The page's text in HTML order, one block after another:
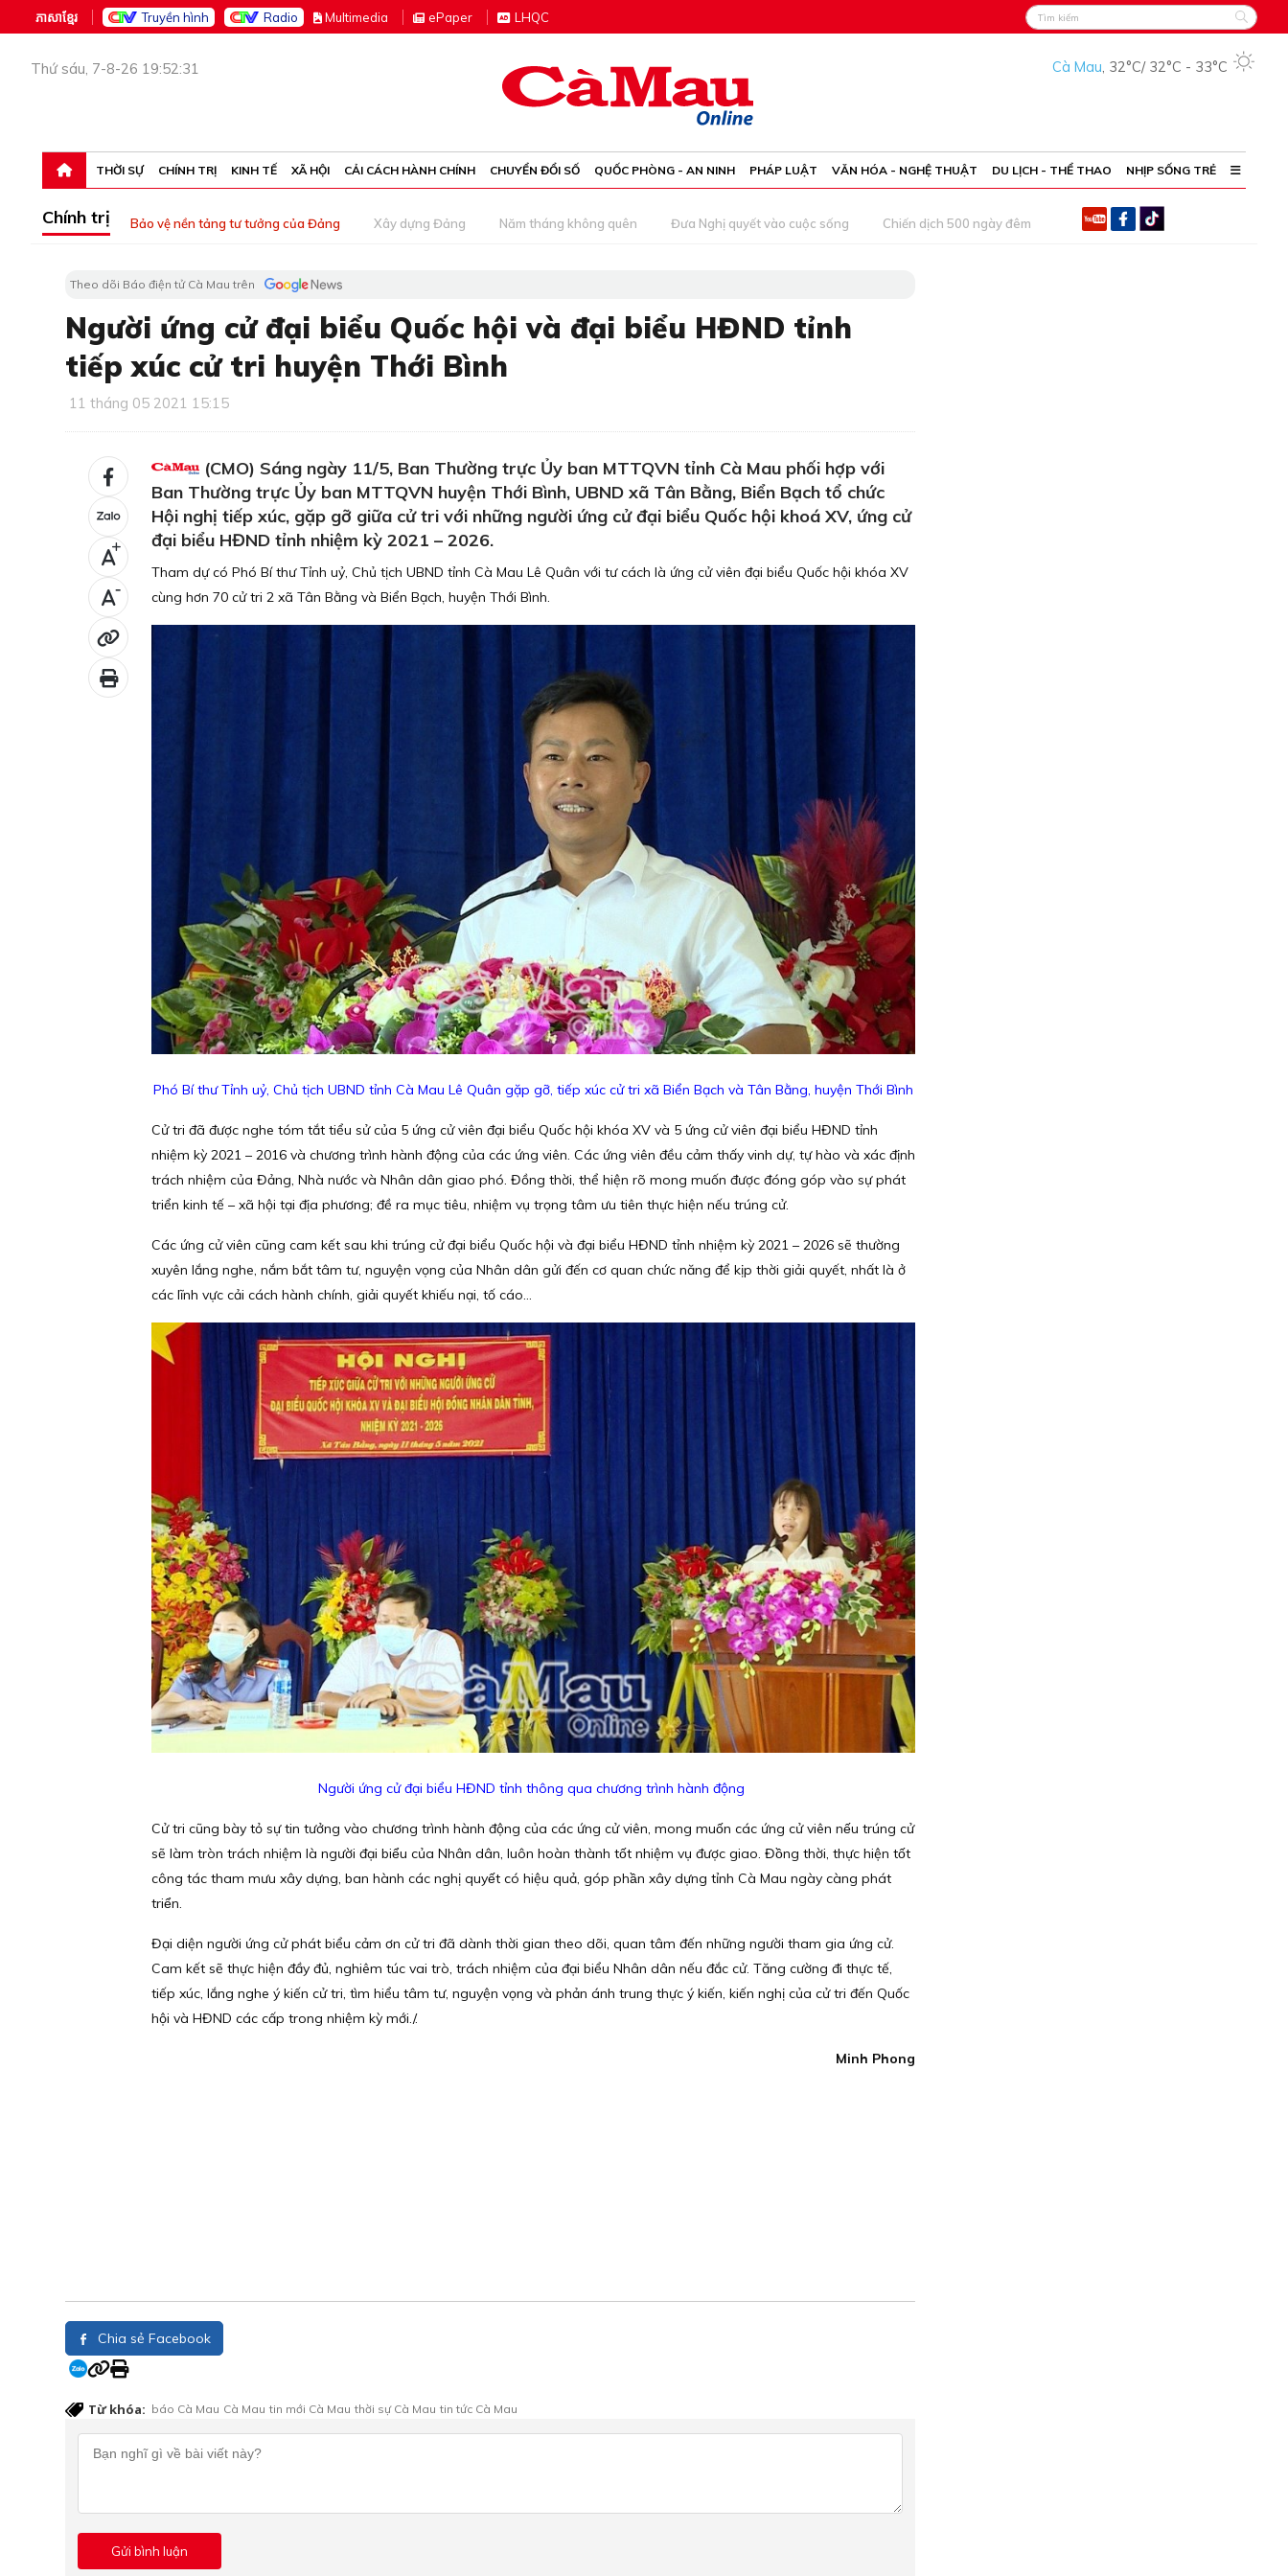
ភាសាខ្មែរ Truyền hình Radio Multimedia ePaper LHQC
Thứ sáu, 7-8-26 19:52:31 Cà Mau, 32°C/ 32°C - 33°C
THỜI SỰ CHÍNH TRỊ KINH TẾ XÃ HỘI CẢI CÁCH HÀNH CHÍNH CHUYỂN ĐỔI SỐ QUỐC PHÒNG - AN NINH PHÁP LUẬT VĂN HÓA - NGHỆ THUẬT DU LỊCH - THỂ THAO NHỊP SỐNG TRẺ
Chính trị Bảo vệ nền tảng tư tưởng của Đảng Xây dựng Đảng Năm tháng không quên Đưa Nghị quyết vào cuộc sống Chiến dịch 500 ngày đêm
Theo dõi Báo điện tử Cà Mau trên
Người ứng cử đại biểu Quốc hội và đại biểu HĐND tỉnh
tiếp xúc cử tri huyện Thới Bình
11 tháng 05 2021 15:15
+
-
(CMO) Sáng ngày 11/5, Ban Thường trực Ủy ban MTTQVN tỉnh Cà Mau phối hợp với
Ban Thường trực Ủy ban MTTQVN huyện Thới Bình, UBND xã Tân Bằng, Biển Bạch tổ chức
Hội nghị tiếp xúc, gặp gỡ giữa cử tri với những người ứng cử đại biểu Quốc hội khoá XV, ứng cử
đại biểu HĐND tỉnh nhiệm kỳ 2021 – 2026.
Tham dự có Phó Bí thư Tỉnh uỷ, Chủ tịch UBND tỉnh Cà Mau Lê Quân với tư cách là ứng cử viên đại biểu Quốc hội khóa XV
cùng hơn 70 cử tri 2 xã Tân Bằng và Biển Bạch, huyện Thới Bình.
Phó Bí thư Tỉnh uỷ, Chủ tịch UBND tỉnh Cà Mau Lê Quân gặp gỡ, tiếp xúc cử tri xã Biển Bạch và Tân Bằng, huyện Thới Bình
Cử tri đã được nghe tóm tắt tiểu sử của 5 ứng cử viên đại biểu Quốc hội khóa XV và 5 ứng cử viên đại biểu HĐND tỉnh
nhiệm kỳ 2021 – 2016 và chương trình hành động của các ứng viên. Các ứng viên đều cảm thấy vinh dự, tự hào và xác định
trách nhiệm của Đảng, Nhà nước và Nhân dân giao phó. Đồng thời, thể hiện rõ mong muốn được đóng góp vào sự phát
triển kinh tế – xã hội tại địa phương; đề ra mục tiêu, nhiệm vụ trọng tâm ưu tiên thực hiện nếu trúng cử.
Các ứng cử viên cũng cam kết sau khi trúng cử đại biểu Quốc hội và đại biểu HĐND tỉnh nhiệm kỳ 2021 – 2026 sẽ thường
xuyên lắng nghe, nắm bắt tâm tư, nguyện vọng của Nhân dân gửi đến cơ quan chức năng để kịp thời giải quyết, nhất là ở
các lĩnh vực cải cách hành chính, giải quyết khiếu nại, tố cáo...
Người ứng cử đại biểu HĐND tỉnh thông qua chương trình hành động
Cử tri cũng bày tỏ sự tin tưởng vào chương trình hành động của các ứng cử viên, mong muốn các ứng cử viên nếu trúng cử
sẽ làm tròn trách nhiệm là người đại biểu của Nhân dân, luôn hoàn thành tốt nhiệm vụ được giao. Đồng thời, thực hiện tốt
công tác tham mưu xây dựng, ban hành các nghị quyết có hiệu quả, góp phần xây dựng tỉnh Cà Mau ngày càng phát
triển.
Đại diện người ứng cử phát biểu cảm ơn cử tri đã dành thời gian theo dõi, quan tâm đến những người tham gia ứng cử.
Cam kết sẽ thực hiện đầy đủ, nghiêm túc vai trò, trách nhiệm của đại biểu Nhân dân nếu đắc cử. Tăng cường đi thực tế,
tiếp xúc, lắng nghe ý kiến cử tri, tìm hiểu tâm tư, nguyện vọng và phản ánh trung thực ý kiến, kiến nghị của cử tri đến Quốc
hội và HĐND các cấp trong nhiệm kỳ mới./.
Minh Phong
Chia sẻ Facebook
Từ khóa: báo Cà Mau Cà Mau tin mới Cà Mau thời sự Cà Mau tin tức Cà Mau